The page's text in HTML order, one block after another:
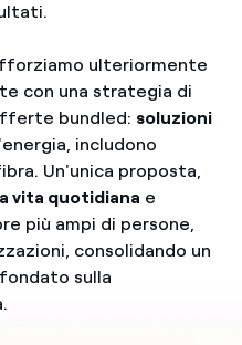
ulteriormente
con una strategia di
bundled: soluzioni
includono
Un'unica proposta,
vita quotidiana e
più ampi di persone,
consolidando un
sulla